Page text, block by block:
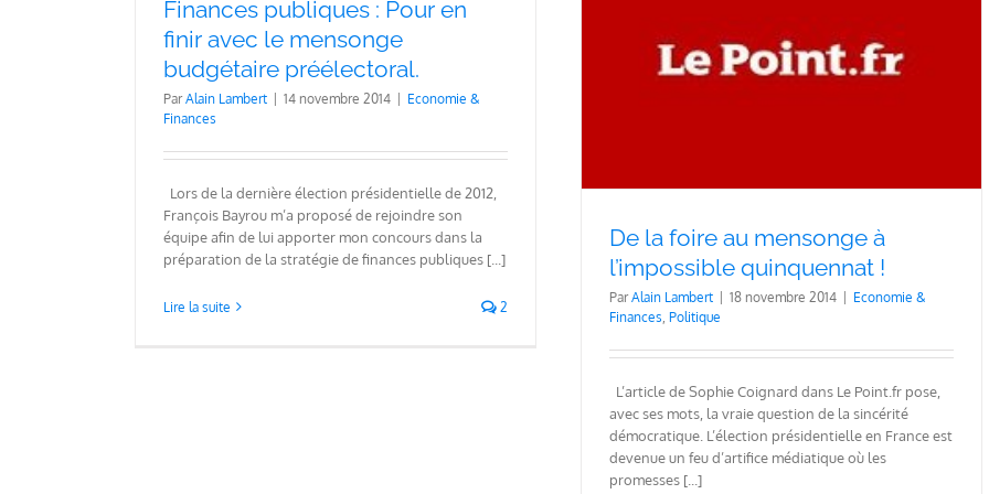
De la foire au mensonge à l’impossible
quinquennat !
Economie & Finances Politique
De la foire au mensonge à
l’impossible quinquennat !
ParAlain Lambert 18 novembre 2014
Economie &
Finances, Politique
L’article de Sophie Coignard dans Le Point.fr pose,
avec ses mots, la vraie question de la sincérité
démocratique. L’élection présidentielle en France est
devenue un feu d’artifice médiatique où les
promesses [...]
Finances publiques : Pour en
finir avec le mensonge
budgétaire préélectoral.
ParAlain Lambert 14 novembre 2014
Economie &
Finances
Lors de la dernière élection présidentielle de 2012,
François Bayrou m’a proposé de rejoindre son
équipe afin de lui apporter mon concours dans la
préparation de la stratégie de finances publiques [...]
Lire la suite 2